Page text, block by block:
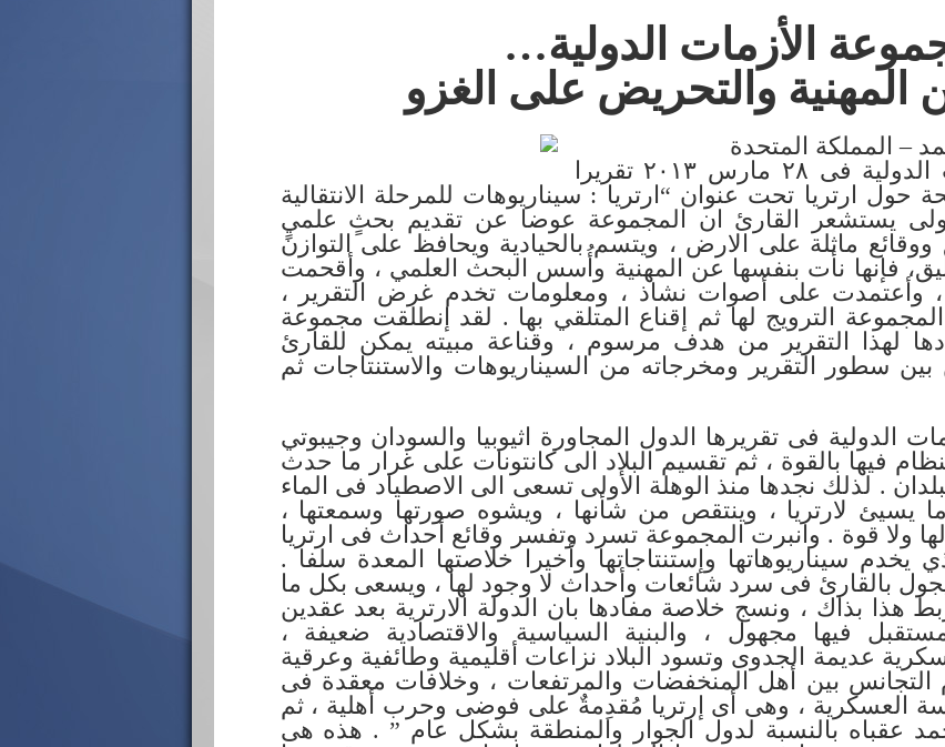
الأزمات الدولية…
المهنية والتحريض على الغزو
– المملكة المتحدة
أصدرت مجموعة الأزمات الدولية فى ٢٨ مارس ٢٠١٣ تقريرا
من حوالى ٤٠ صفحة حول ارتريا تحت عنوان “ارتريا : سيناريوهات للمرحلة الانتقالية
يستشعر القارئ ان المجموعة عوضا عن تقديم بحثٍ علميٍ
ماثلة على الارض ، ويتسم بالحيادية ويحافظ على التوازن
فإنها نأت بنفسها عن المهنية وأُسس البحث العلمي ، وأقحمت
وأعتمدت على أصوات نشاذ ، ومعلومات تخدم غرض التقرير ،
الترويج لها ثم إقناع المتلقي بها . لقد إنطلقت مجموعة
لهذا التقرير من هدف مرسوم ، وقناعة مبيته يمكن للقارئ
سطور التقرير ومخرجاته من السيناريوهات والاستنتاجات ثم
فى تقريرها الدول المجاورة اثيوبيا والسودان وجيبوتي
فيها بالقوة ، ثم تقسيم البلاد الى كانتونات على غرار ما حدث
. لذلك نجدها منذ الوهلة الأولى تسعى الى الاصطياد فى الماء
يسيئ لارتريا ، وينتقص من شأنها ، ويشوه صورتها وسمعتها ،
ولا قوة . وانبرت المجموعة تسرد وتفسر وقائع أحداث فى ارتريا
يخدم سيناريوهاتها وإستنتاجاتها وأخيرا خلاصتها المعدة سلفا .
بالقارئ فى سرد شائعات وأحداث لا وجود لها ، ويسعى بكل ما
هذا بذاك ، ونسج خلاصة مفادها بان الدولة الارترية بعد عقدين
فيها مجهول ، والبنية السياسية والاقتصادية ضعيفة ،
عديمة الجدوى وتسود البلاد نزاعات أقليمية وطائفية وعرقية
بين أهل المنخفضات والمرتفعات ، وخلافات معقدة فى
العسكرية ، وهى أى إرتريا مُقدِمةٌ على فوضى وحرب أهلية ، ثم
عقباه بالنسبة لدول الجوار والمنطقة بشكل عام ” . هذه هى